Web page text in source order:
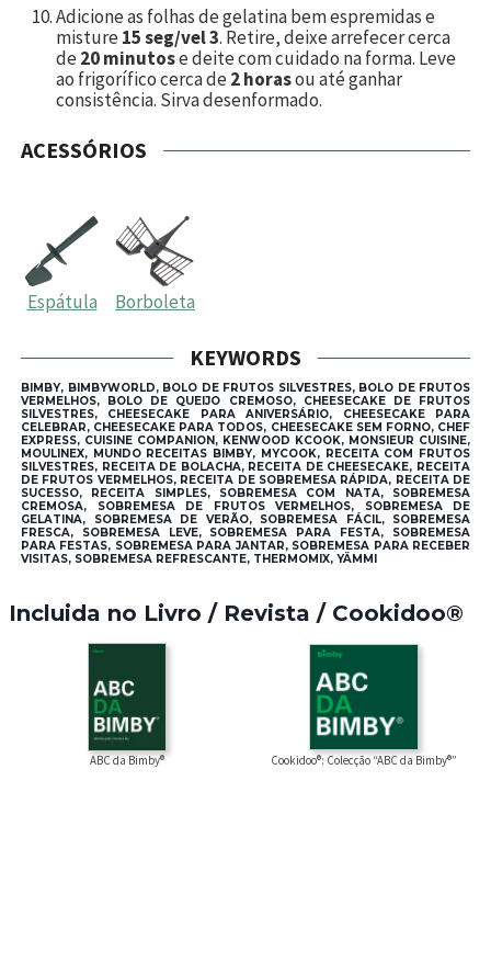
Adicione as folhas de gelatina bem espremidas e
misture15 seg/vel 3. Retire, deixe arrefecer cerca
de20 minutose deite com cuidado na forma. Leve
ao frigorífico cerca de2 horasou até ganhar
consistência. Sirva desenformado.
ACESSÓRIOS
Espátula Borboleta
KEYWORDS
BIMBY, BIMBYWORLD, BOLO DE FRUTOS SILVESTRES, BOLO DE FRUTOS
VERMELHOS, BOLO DE QUEIJO CREMOSO, CHEESECAKE DE FRUTOS
SILVESTRES, CHEESECAKE PARA ANIVERSÁRIO, CHEESECAKE PARA
CELEBRAR, CHEESECAKE PARA TODOS, CHEESECAKE SEM FORNO, CHEF
EXPRESS, CUISINE COMPANION, KENWOOD KCOOK, MONSIEUR CUISINE,
MOULINEX, MUNDO RECEITAS BIMBY, MYCOOK, RECEITA COM FRUTOS
SILVESTRES, RECEITA DE BOLACHA, RECEITA DE CHEESECAKE, RECEITA
DE FRUTOS VERMELHOS, RECEITA DE SOBREMESA RÁPIDA, RECEITA DE
SUCESSO, RECEITA SIMPLES, SOBREMESA COM NATA, SOBREMESA
CREMOSA, SOBREMESA DE FRUTOS VERMELHOS, SOBREMESA DE
GELATINA, SOBREMESA DE VERÃO, SOBREMESA FÁCIL, SOBREMESA
FRESCA, SOBREMESA LEVE, SOBREMESA PARA FESTA, SOBREMESA
PARA FESTAS, SOBREMESA PARA JANTAR, SOBREMESA PARA RECEBER
VISITAS, SOBREMESA REFRESCANTE, THERMOMIX, YÄMMI
Incluida no Livro / Revista / Cookidoo®
ABC da Bimby® Cookidoo®: Colecção “ABC da Bimby®”